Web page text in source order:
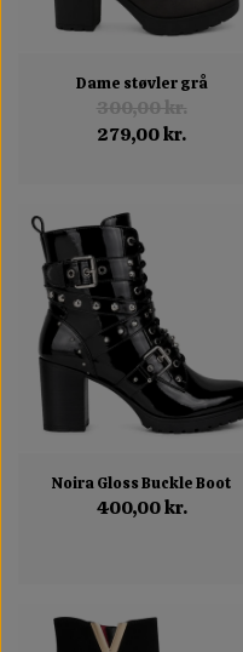
Dame støvler grå
300,00 kr.
279,00 kr.
Noira Gloss Buckle Boot
400,00 kr.